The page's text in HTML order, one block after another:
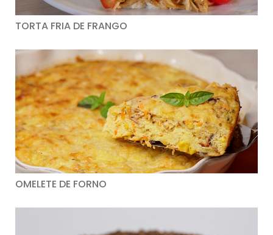
TORTA FRIA DE FRANGO
OMELETE DE FORNO